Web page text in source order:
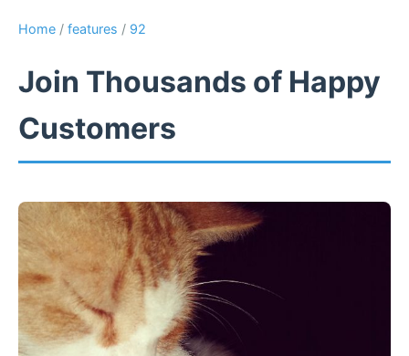
Home / features / 92
Join Thousands of Happy
Customers